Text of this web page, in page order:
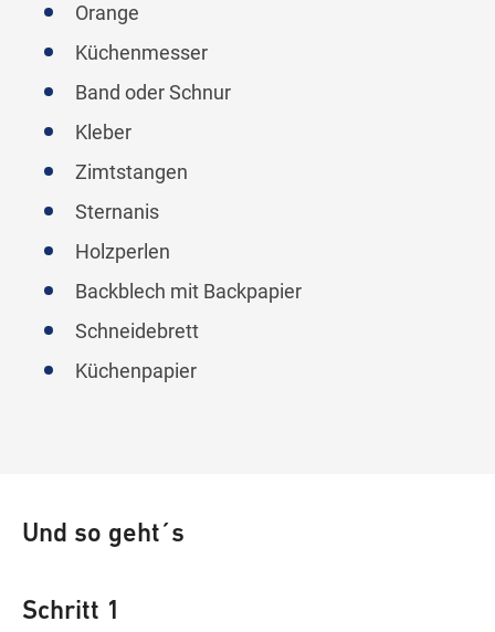
Orange
Küchenmesser
Band oder Schnur
Kleber
Zimtstangen
Sternanis
Holzperlen
Backblech mit Backpapier
Schneidebrett
Küchenpapier
Und so geht´s
Schritt 1